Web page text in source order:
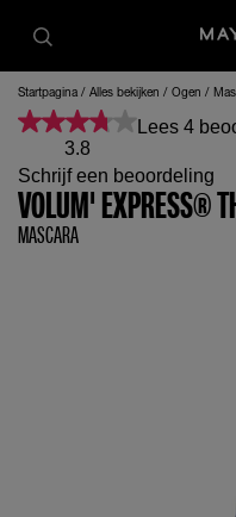
Startpagina Alles bekijken Ogen
3.8
Lees 4
Schrijf een beoordeling
VOLUM' EXPRESS®
MASCARA